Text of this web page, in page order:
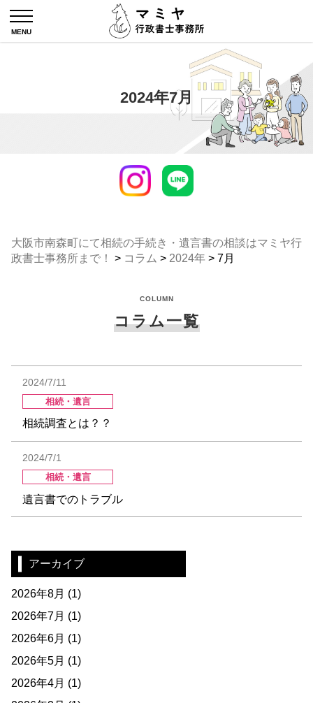
2024年7月
大阪市南森町にて相続の手続き・遺言書の相談はマミヤ行
政書士事務所まで！
> コラム > 2024年 > 7月
COLUMN
コラム一覧
2024/7/11
相続・遺言
相続調査とは？？
2024/7/1
相続・遺言
遺言書でのトラブル
アーカイブ
2026年8月 (1)
2026年7月 (1)
2026年6月 (1)
2026年5月 (1)
2026年4月 (1)